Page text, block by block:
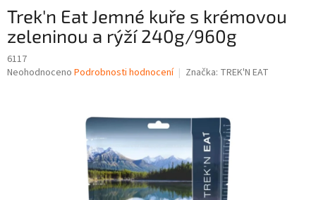
Trek'n Eat Jemné kuře s krémovou
zeleninou a rýží 240g/960g
6117
Průměrné
Neohodnoceno Podrobnosti hodnocení Značka: TREK'N EAT